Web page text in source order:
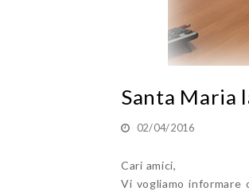
Santa Maria
02/04/2016
Cari amici,
Vi vogliamo